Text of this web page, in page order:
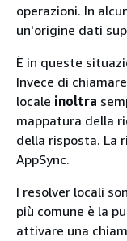
operazioni. In
un'origine dati
È in queste
Invece di
locale inoltra
mappatura della
della risposta. La
AppSync.
I resolver locali
più comune è la
attivare una